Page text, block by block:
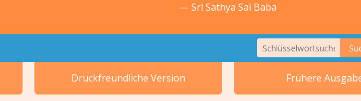
Sri Sathya Sai Baba
1. Tiere und
Druckfreundliche Version Frühere